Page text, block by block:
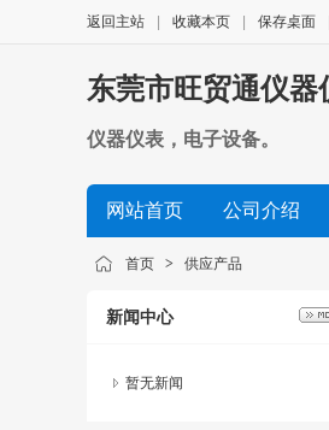
返回主站 收藏本页 保存桌面
东莞市旺贸通仪器
仪器仪表，电子设备。
网站首页 公司介绍
公司视频 展会信息
首页 > 供应产品
新闻中心
暂无新闻